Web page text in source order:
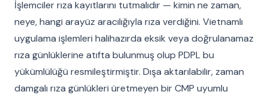
İşlemciler rıza kayıtlarını tutmalıdır — kimin ne zaman,
neye, hangi arayüz aracılığıyla rıza verdiğini. Vietnamlı
uygulama işlemleri halihazırda eksik veya doğrulanamaz
rıza günlüklerine atıfta bulunmuş olup PDPL bu
yükümlülüğü resmileştirmiştir. Dışa aktarılabilir, zaman
damgalı rıza günlükleri üretmeyen bir CMP uyumlu